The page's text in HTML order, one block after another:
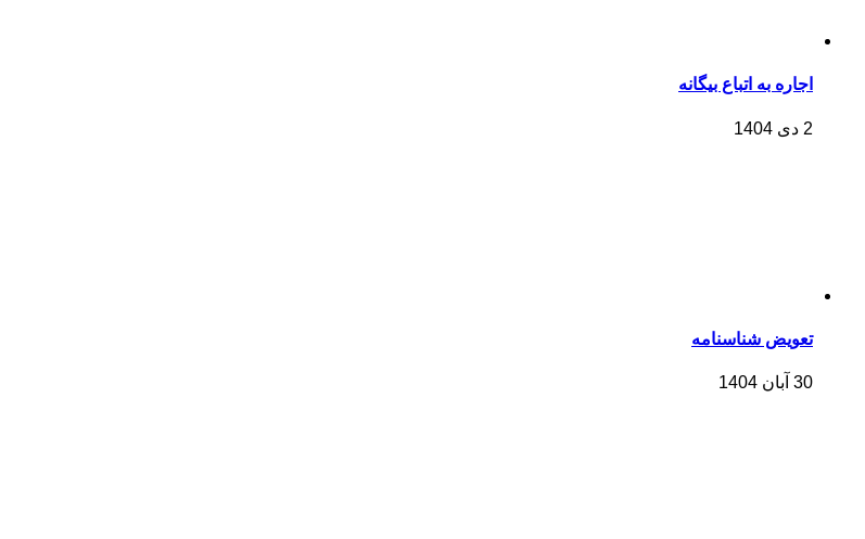
اجاره به اتباع بیگانه
2 دی 1404
تعویض شناسنامه
30 آبان 1404